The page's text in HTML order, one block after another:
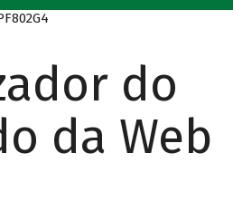
do
da Web